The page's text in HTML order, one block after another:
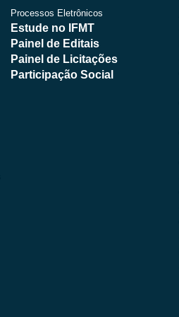
Processos Eletrônicos
Estude no IFMT
Painel de Editais
Painel de Licitações
Participação Social